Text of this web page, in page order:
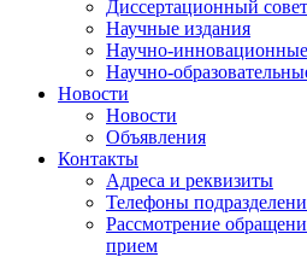
Диссертационный совет
Научные издания
Научно-
Научно-
Новости
Новости
Объявления
Контакты
Адреса и реквизиты
Телефоны
Рассмотрение
прием